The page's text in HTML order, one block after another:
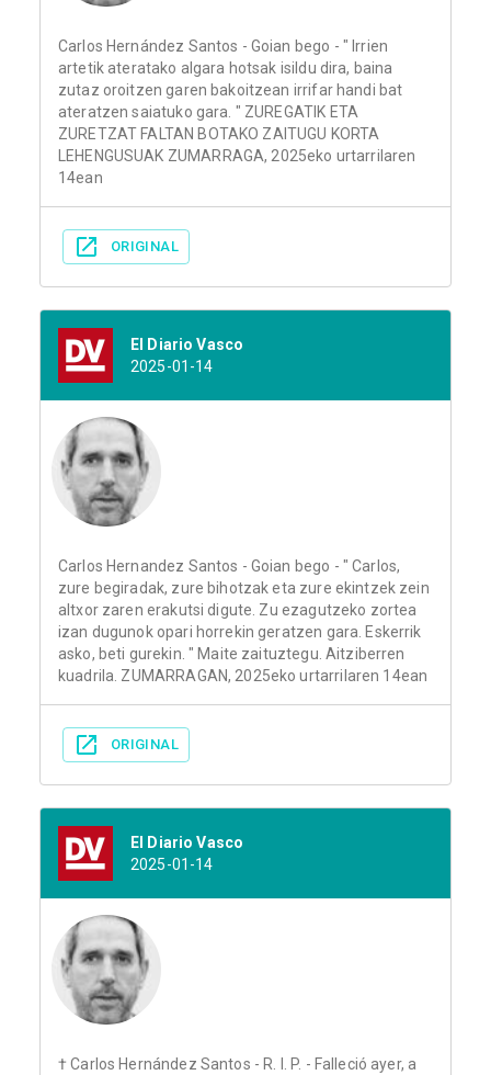
Carlos Hernández Santos - Goian bego - " Irrien
artetik ateratako algara hotsak isildu dira, baina
zutaz oroitzen garen bakoitzean irrifar handi bat
ateratzen saiatuko gara. " ZUREGATIK ETA
ZURETZAT FALTAN BOTAKO ZAITUGU KORTA
LEHENGUSUAK ZUMARRAGA, 2025eko urtarrilaren
14ean
ORIGINAL
El Diario Vasco
2025-01-14
Carlos Hernandez Santos - Goian bego - " Carlos,
zure begiradak, zure bihotzak eta zure ekintzek zein
altxor zaren erakutsi digute. Zu ezagutzeko zortea
izan dugunok opari horrekin geratzen gara. Eskerrik
asko, beti gurekin. " Maite zaituztegu. Aitziberren
kuadrila. ZUMARRAGAN, 2025eko urtarrilaren 14ean
ORIGINAL
El Diario Vasco
2025-01-14
† Carlos Hernández Santos - R. I. P. - Falleció ayer, a